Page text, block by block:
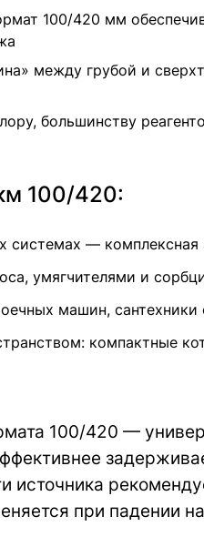
100/420 мм
между грубой и
большинству
100/420:
—
умягчителями и
машин,
компактные
100/420 —
источника
при падении